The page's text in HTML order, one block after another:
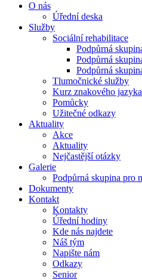
O nás
Úřední deska
Služby
Sociální rehabilitace
Podpůrná
Podpůrná
Podpůrná
Tlumočnické služby
Kurz znakového jazyka
Pomůcky
Užitečné odkazy
Aktuality
Akce
Aktuality
Nejčastější otázky
Galerie
Podpůrná skupina pro
Dokumenty
Kontakt
Kontakty
Úřední hodiny
Kde nás najdete
Náš tým
Napište nám
Odkazy
Senior